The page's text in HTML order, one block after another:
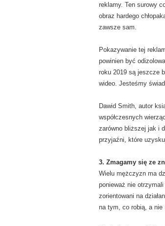
reklamy. Ten surowy
obraz hardego
zawsze sam.
Pokazywanie tej
powinien być
roku 2019 są jeszcze
wideo. Jesteśmy
Dawid Smith, autor
współczesnych
zarówno bliższej jak i
przyjaźni, które
3. Zmagamy się ze
Wielu mężczyzn ma
ponieważ nie
zorientowani na
na tym, co robią, a nie